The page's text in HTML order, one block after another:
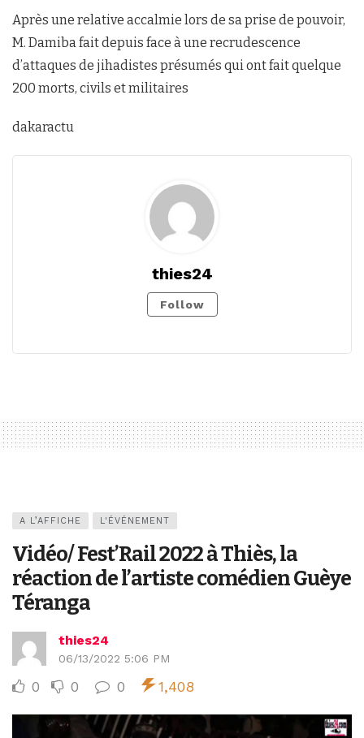
Après une relative accalmie lors de sa prise de pouvoir,
M. Damiba fait depuis face à une recrudescence
d’attaques de jihadistes présumés qui ont fait quelque
200 morts, civils et militaires
dakaractu
thies24
Follow
A L’AFFICHE L'ÉVÉNEMENT
Vidéo/ Fest’Rail 2022 à Thiès, la
réaction de l’artiste comédien Guèye
Téranga
thies24
06/13/2022 5:06 PM
0 0 0 1,408